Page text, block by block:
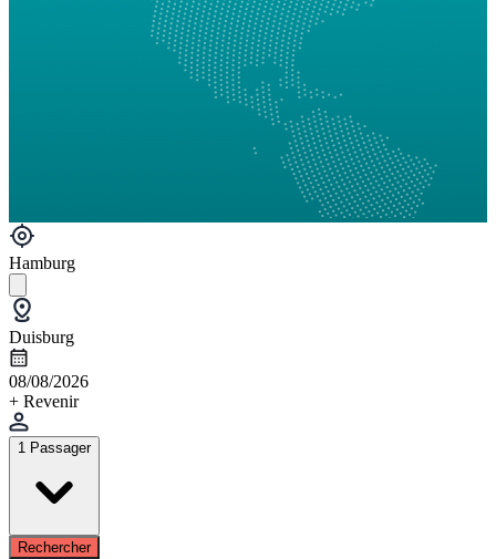
Hamburg
Duisburg
08/08/2026
+ Revenir
1 Passager
Rechercher